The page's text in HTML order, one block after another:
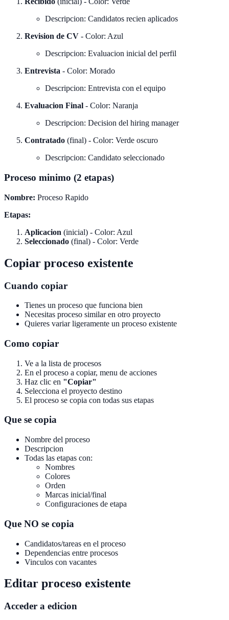
Descripcion: Candidatos recien aplicados
Revision de CV - Color: Azul
Descripcion: Evaluacion inicial del perfil
Entrevista - Color: Morado
Descripcion: Entrevista con el equipo
Evaluacion Final - Color: Naranja
Descripcion: Decision del hiring manager
Contratado (final) - Color: Verde oscuro
Descripcion: Candidato seleccionado
Proceso minimo (2 etapas)
Nombre: Proceso Rapido
Etapas:
Aplicacion (inicial) - Color: Azul
Seleccionado (final) - Color: Verde
Copiar proceso existente
Cuando copiar
Tienes un proceso que funciona bien
Necesitas proceso similar en otro proyecto
Quieres variar ligeramente un proceso existente
Como copiar
Ve a la lista de procesos
En el proceso a copiar, menu de acciones
Haz clic en "Copiar"
Selecciona el proyecto destino
El proceso se copia con todas sus etapas
Que se copia
Nombre del proceso
Descripcion
Todas las etapas con:
Nombres
Colores
Orden
Marcas inicial/final
Configuraciones de etapa
Que NO se copia
Candidatos/tareas en el proceso
Dependencias entre procesos
Vinculos con vacantes
Editar proceso existente
Acceder a edicion